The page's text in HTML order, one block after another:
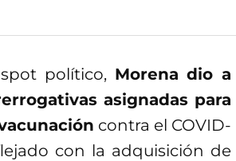
político, Morena dio a
asignadas para
contra el COVID-
con la adquisición de